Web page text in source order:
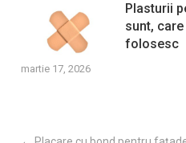
Plasturii
sunt,
folosesc
martie 17, 2026